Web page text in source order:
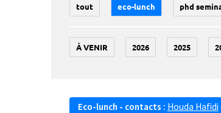
tout eco-lunch phd
À VENIR 2026 2025
Eco-lunch - contacts : Houda Hafidi